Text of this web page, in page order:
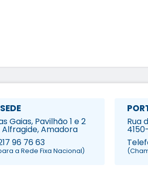
Gaias, Pavilhão 1 e 2
Alfragide, Amadora
96 76 63
a Rede Fixa Nacional)
Rua